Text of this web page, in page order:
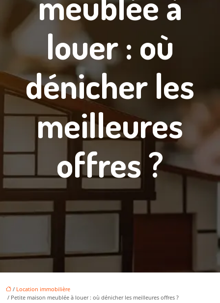
louer : où
dénicher les
meilleures
offres ?
/ Location immobilière
/ Petite maison meublée à louer : où dénicher les meilleures offres ?